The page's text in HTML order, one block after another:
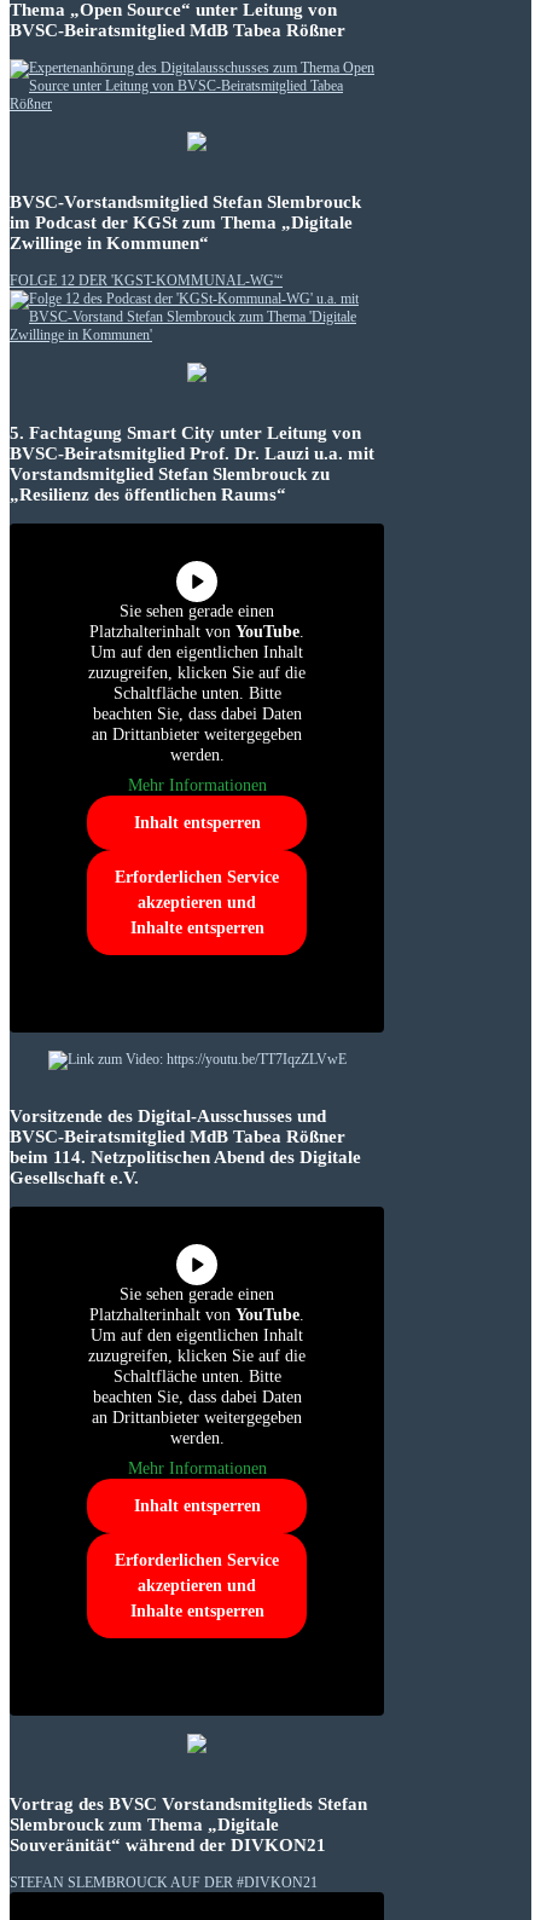
Thema „Open Source“ unter Leitung von
BVSC-Beiratsmitglied MdB Tabea Rößner
BVSC-Vorstandsmitglied Stefan Slembrouck
im Podcast der KGSt zum Thema „Digitale
Zwillinge in Kommunen“
FOLGE 12 DER 'KGST-KOMMUNAL-WG'“
5. Fachtagung Smart City unter Leitung von
BVSC-Beiratsmitglied Prof. Dr. Lauzi u.a. mit
Vorstandsmitglied Stefan Slembrouck zu
„Resilienz des öffentlichen Raums“
Sie sehen gerade einen
Platzhalterinhalt von YouTube.
Um auf den eigentlichen Inhalt
zuzugreifen, klicken Sie auf die
Schaltfläche unten. Bitte
beachten Sie, dass dabei Daten
an Drittanbieter weitergegeben
werden.
Mehr Informationen
Inhalt entsperren
Erforderlichen Service
akzeptieren und
Inhalte entsperren
Vorsitzende des Digital-Ausschusses und
BVSC-Beiratsmitglied MdB Tabea Rößner
beim 114. Netzpolitischen Abend des Digitale
Gesellschaft e.V.
Sie sehen gerade einen
Platzhalterinhalt von YouTube.
Um auf den eigentlichen Inhalt
zuzugreifen, klicken Sie auf die
Schaltfläche unten. Bitte
beachten Sie, dass dabei Daten
an Drittanbieter weitergegeben
werden.
Mehr Informationen
Inhalt entsperren
Erforderlichen Service
akzeptieren und
Inhalte entsperren
Vortrag des BVSC Vorstandsmitglieds Stefan
Slembrouck zum Thema „Digitale
Souveränität“ während der DIVKON21
STEFAN SLEMBROUCK AUF DER #DIVKON21